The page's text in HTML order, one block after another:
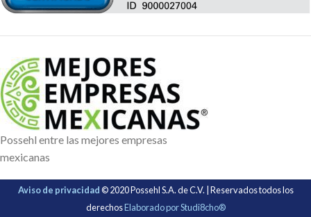
Possehl entre las mejores empresas
mexicanas
Aviso de privacidad© 2020 Possehl S.A. de C.V. | Reservados todos los
derechosElaborado por Studi8cho®